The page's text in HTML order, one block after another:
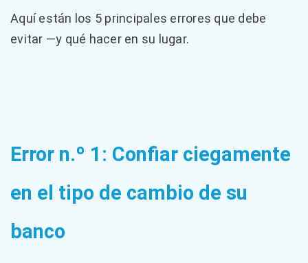
Aquí están los 5 principales errores que debe
evitar —y qué hacer en su lugar.
Error n.º 1: Confiar ciegamente
en el tipo de cambio de su
banco